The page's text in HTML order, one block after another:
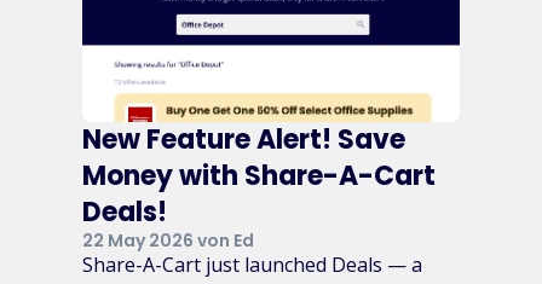
New Feature Alert! Save
Money with Share-A-Cart
Deals!
22 May 2026 von Ed
Share-A-Cart just launched Deals — a